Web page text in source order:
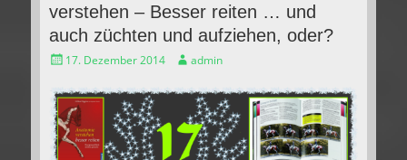
verstehen – Besser reiten … und
auch züchten und aufziehen, oder?
Gepostet
17. Dezember 2014 Autoradmin